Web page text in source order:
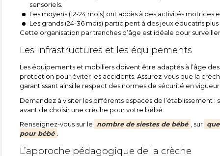
sensoriels.
Les moyens (12-24 mois) ont accès à des activités
Les grands (24-36 mois) participent à des jeux éducatifs
Cette organisation par tranches d’âge est idéale pour
Les infrastructures et les équipements
Les équipements et mobiliers doivent être adaptés à l’âge
protection pour éviter les accidents. Assurez-vous que la
garantissant ainsi le respect des normes de sécurité en
Demandez à visiter les différents espaces de l’établissement
avant de choisir une crèche pour votre bébé.
Renseignez-vous sur le
nombre de siestes de bébé , sur
pour bébé
L’approche pédagogique de la crèche